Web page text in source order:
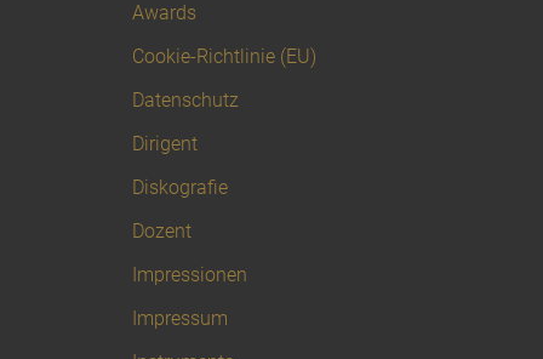
Awards
Cookie-Richtlinie (EU)
Datenschutz
Dirigent
Diskografie
Dozent
Impressionen
Impressum